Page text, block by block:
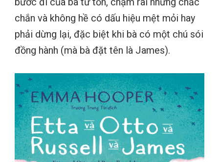
chắn và không hề có dấu hiệu mệt mỏi hay
phải dừng lại, đặc biệt khi bà có một chú sói
đồng hành (mà bà đặt tên là James).